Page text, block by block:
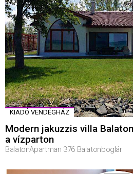
KIADÓ VENDÉGHÁZ
Modern jakuzzis villa
a vízparton
BalatonApartman 376 Balatonboglár